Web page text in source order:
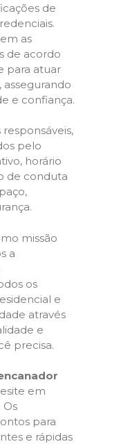
de
as
de acordo
para atuar
e confiança.
pelo
horário
de conduta
missão
a
os
e
através
e
precisa.
em
Os
para
e rápidas